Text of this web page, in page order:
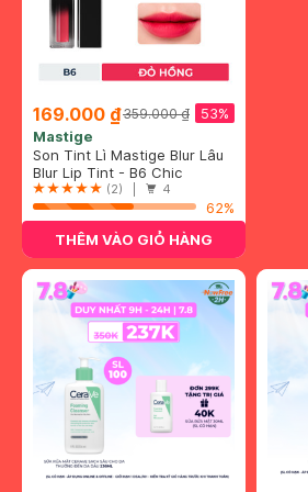
169.000 ₫ 53%
359.000 ₫
Mastige
Son Tint Lì Mastige Blur Lâu
Trôi Màu B6 Đỏ Hồng 3.8g
Blur Lip Tint - B6 Chic
(2) | 4
62%
THÊM VÀO GIỎ HÀNG